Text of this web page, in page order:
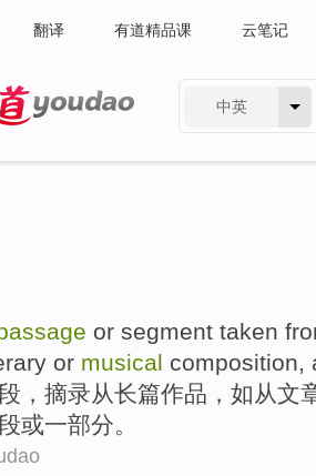
翻译 有道精品课 云笔记
中英
or segment taken
or musical composition,
， 摘录从长篇作品 ， 如 从文
或一部分。